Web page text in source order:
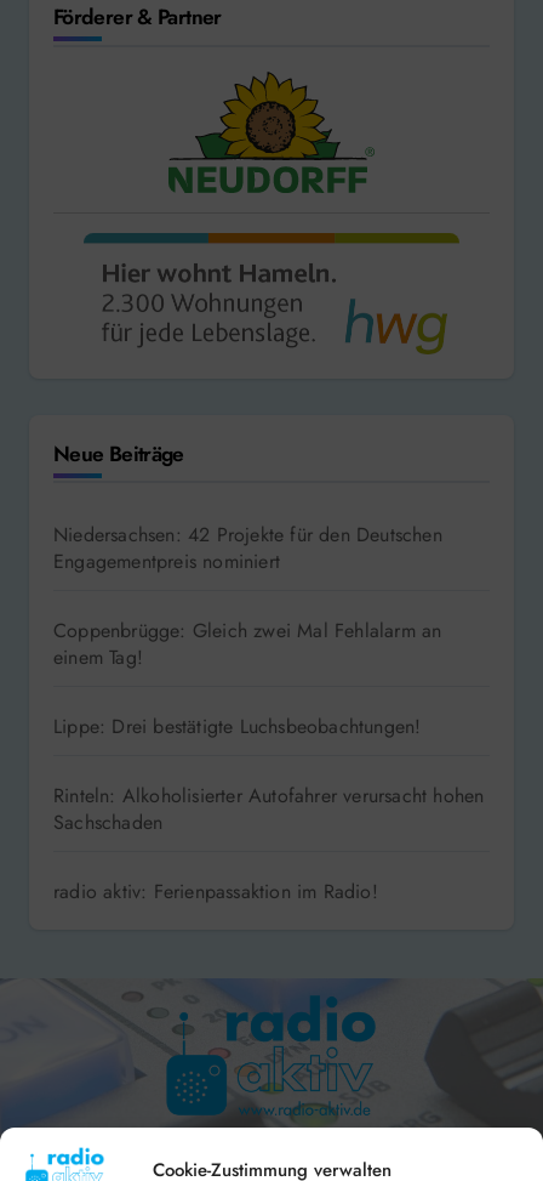
Cookie-Zustimmung verwalten
Förderer & Partner
Neue Beiträge
Niedersachsen: 42 Projekte für den Deutschen
Engagementpreis nominiert
Coppenbrügge: Gleich zwei Mal Fehlalarm an
einem Tag!
Lippe: Drei bestätigte Luchsbeobachtungen!
Rinteln: Alkoholisierter Autofahrer verursacht hohen
Sachschaden
radio aktiv: Ferienpassaktion im Radio!
Hameln 99.3 – Bad Pyrmont 94.8 – Bad Münder 107.2 –
DAB+ 9C